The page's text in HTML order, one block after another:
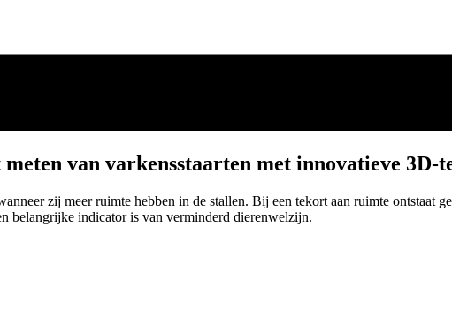
van varkensstaarten met innovatieve 3D-
zij meer ruimte hebben in de stallen. Bij een tekort aan ruimte ontstaat
belangrijke indicator is van verminderd dierenwelzijn.